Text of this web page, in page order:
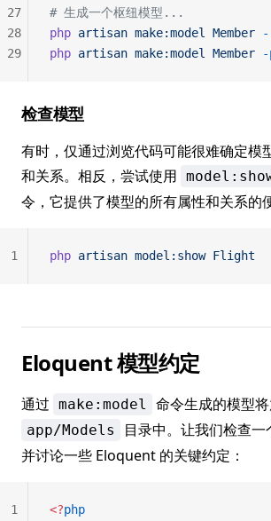
# 生成一个枢纽模型...
php artisan make:model Member
php artisan make:model Member -
27
28
29
检查模型
有时，仅通过浏览代码可能很难确定模
和关系。相反，尝试使用
令，它提供了模型的所有属性和关系的
php artisan model:show Flight
1
Eloquent 模型约定
通过 make:model 命令生成的模型
app/Models
目录中。让我们检查
并讨论一些 Eloquent 的关键约定：
<?php
1